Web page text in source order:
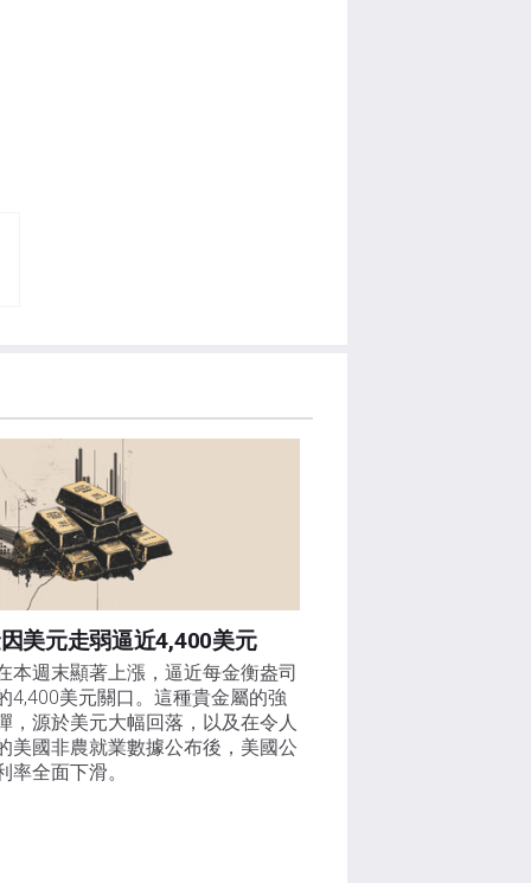
美元走弱逼近4,400美元
本週末顯著上漲，逼近每金衡盎司
4,400美元關口。這種貴金屬的強
，源於美元大幅回落，以及在令人
美國非農就業數據公布後，美國公
率全面下滑。